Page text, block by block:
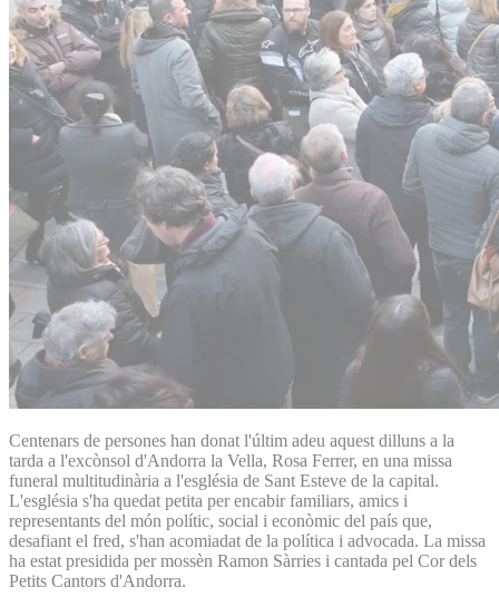
Centenars de persones han donat l'últim adeu aquest dilluns a la
tarda a l'excònsol d'Andorra la Vella, Rosa Ferrer, en una missa
funeral multitudinària a l'església de Sant Esteve de la capital.
L'església s'ha quedat petita per encabir familiars, amics i
representants del món polític, social i econòmic del país que,
desafiant el fred, s'han acomiadat de la política i advocada. La missa
ha estat presidida per mossèn Ramon Sàrries i cantada pel Cor dels
Petits Cantors d'Andorra.